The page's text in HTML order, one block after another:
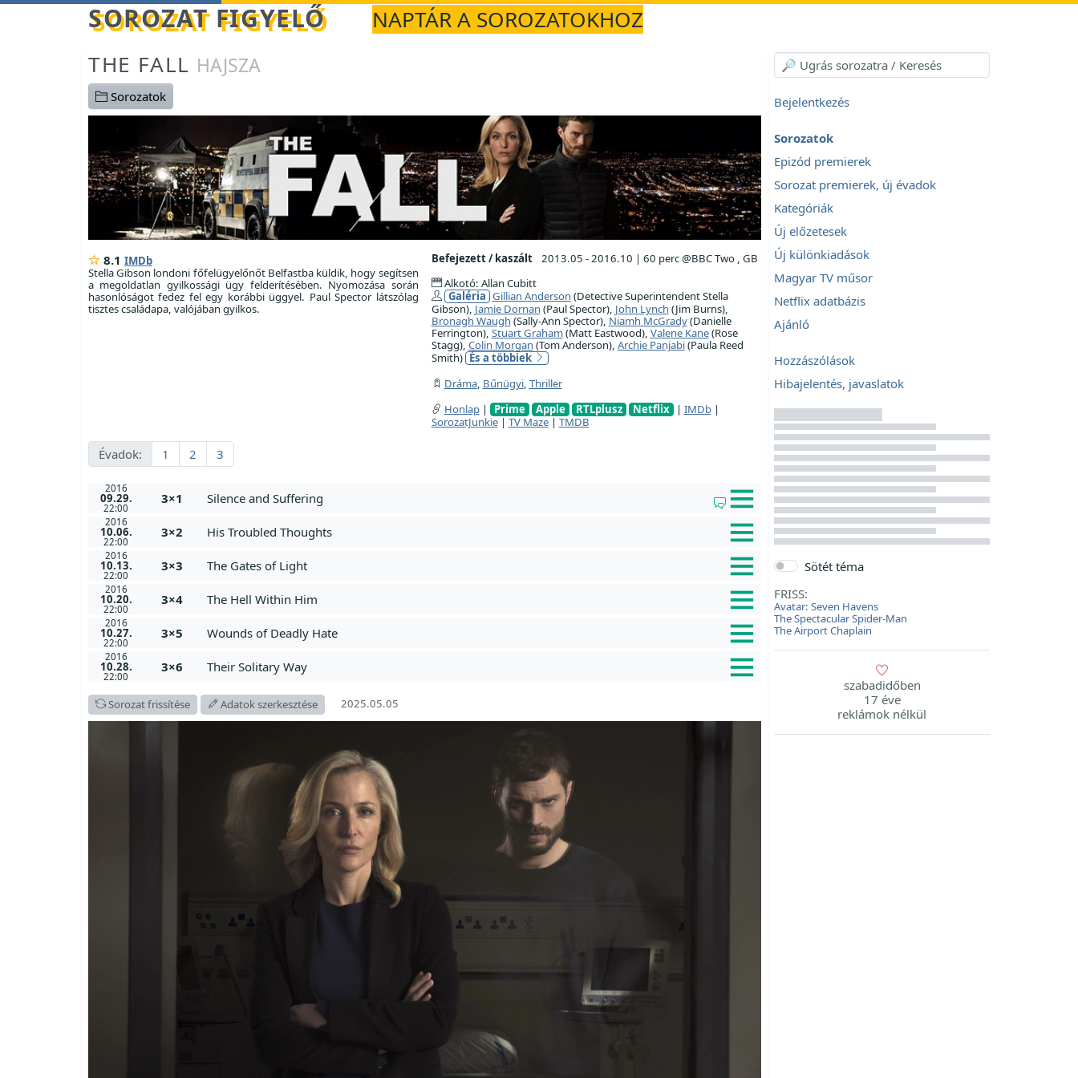
Betöltés... SOROZAT FIGYELŐ
NAPTÁR A SOROZATOKHOZ
THE FALL HAJSZA
Sorozatok
8.1 IMDb
Stella Gibson londoni főfelügyelőnőt Belfastba küldik, hogy segítsen
a megoldatlan gyilkossági ügy felderítésében. Nyomozása során
hasonlóságot fedez fel egy korábbi üggyel. Paul Spector látszólag
tisztes családapa, valójában gyilkos.
Befejezett / kaszált 2013.05 - 2016.10 | 60 perc @BBC Two , GB
Alkotó: Allan Cubitt
Galéria Gillian Anderson (Detective Superintendent Stella
Gibson), Jamie Dornan (Paul Spector), John Lynch (Jim Burns),
Bronagh Waugh (Sally-Ann Spector), Niamh McGrady(Danielle
Ferrington), Stuart Graham(Matt Eastwood), Valene Kane(Rose
Stagg), Colin Morgan (Tom Anderson), Archie Panjabi(Paula Reed
Smith) És a többiek
Dráma, Bűnügyi, Thriller
Honlap| Prime Apple RTLplusz Netflix | IMDb|
SorozatJunkie| TV Maze| TMDB
Évadok: 1 2 3
2016
09.29.
22:00
3×1 Silence and Suffering
2016
10.06.
22:00
3×2 His Troubled Thoughts
2016
10.13.
22:00
3×3 The Gates of Light
2016
10.20.
22:00
3×4 The Hell Within Him
2016
10.27.
22:00
3×5 Wounds of Deadly Hate
2016
10.28.
22:00
3×6 Their Solitary Way
Sorozat frissítése Adatok szerkesztése 2025.05.05
Bejelentkezés
Sorozatok
Epizód premierek
Sorozat premierek, új évadok
Kategóriák
Új előzetesek
Új különkiadások
Magyar TV műsor
Netflix adatbázis
Ajánló
Hozzászólások
Hibajelentés, javaslatok
Sötét téma
FRISS:
Avatar: Seven Havens
The Spectacular Spider-Man
The Airport Chaplain
szabadidőben
17 éve
reklámok nélkül